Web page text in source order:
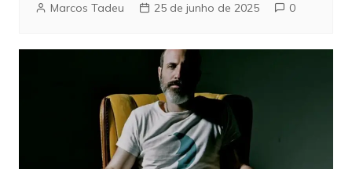
Marcos Tadeu 25 de junho de 2025 0